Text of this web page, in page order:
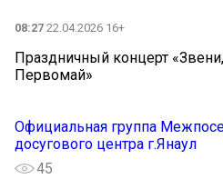
08:27 22.04.2026 16+
Праздничный концерт
Первомай»
Официальная группа
досугового центра г.Янаул
45